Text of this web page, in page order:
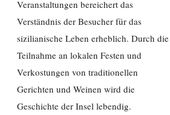
Veranstaltungen bereichert das
Verständnis der Besucher für das
sizilianische Leben erheblich. Durch die
Teilnahme an lokalen Festen und
Verkostungen von traditionellen
Gerichten und Weinen wird die
Geschichte der Insel lebendig.